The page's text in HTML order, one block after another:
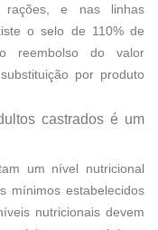
rações, e nas linhas
o selo de 110% de
reembolso do valor
por produto
castrados é um
um nível nutricional
mínimos estabelecidos
nutricionais devem